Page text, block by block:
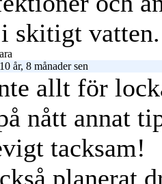
skitigt vatten.
10 år, 8 månader sen
allt för
nått annat
tacksam!
planerat